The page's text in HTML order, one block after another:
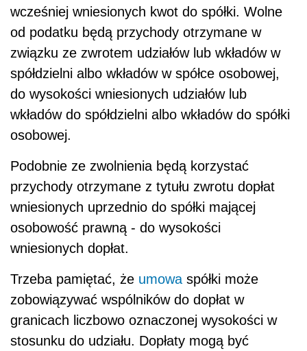
wcześniej wniesionych kwot do spółki. Wolne
od podatku będą przychody otrzymane w
związku ze zwrotem udziałów lub wkładów w
spółdzielni albo wkładów w spółce osobowej,
do wysokości wniesionych udziałów lub
wkładów do spółdzielni albo wkładów do spółki
osobowej.
Podobnie ze zwolnienia będą korzystać
przychody otrzymane z tytułu zwrotu dopłat
wniesionych uprzednio do spółki mającej
osobowość prawną - do wysokości
wniesionych dopłat.
Trzeba pamiętać, że umowa spółki może
zobowiązywać wspólników do dopłat w
granicach liczbowo oznaczonej wysokości w
stosunku do udziału. Dopłaty mogą być